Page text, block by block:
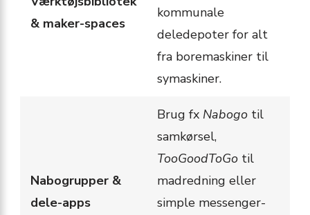
& maker-spaces
kommunale
deledepoter for alt
fra boremaskiner til
symaskiner.
Nabogrupper &
dele-apps
Brug fx Nabogo til
samkørsel,
TooGoodToGo til
madredning eller
simple messenger-